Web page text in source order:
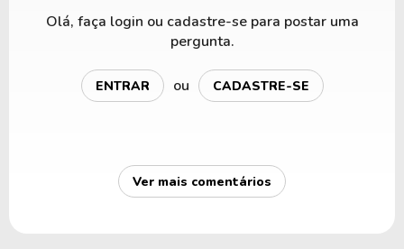
movimentação de mercadorias e pessoas
permite acompanhar tendências econômicas
que muitas vezes antecedem mudanças mais
amplas na atividade empresarial.
Transportation Average continua sendo
observado por investidores que buscam
entender a dinâmica dos ciclos econômicos dos
Olá, faça login ou cadastre-se para postar uma
pergunta.
ENTRAR ou CADASTRE-SE
Ver mais comentários